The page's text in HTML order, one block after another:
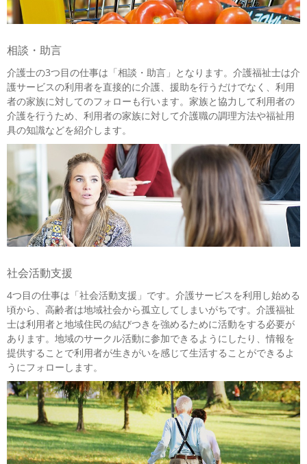
相談・助言
介護士の3つ目の仕事は「相談・助言」となります。介護福祉士は介
護サービスの利用者を直接的に介護、援助を行うだけでなく、利用
者の家族に対してのフォローも行います。家族と協力して利用者の
介護を行うため、利用者の家族に対して介護職の調理方法や福祉用
具の知識などを紹介します。
社会活動支援
4つ目の仕事は「社会活動支援」です。介護サービスを利用し始める
頃から、高齢者は地域社会から孤立してしまいがちです。介護福祉
士は利用者と地域住民の結びつきを強めるために活動をする必要が
あります。地域のサークル活動に参加できるようにしたり、情報を
提供することで利用者が生きがいを感じて生活することができるよ
うにフォローします。